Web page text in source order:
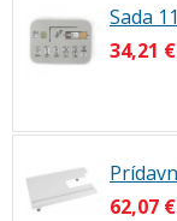
Sada
34,21 €
62,07 €